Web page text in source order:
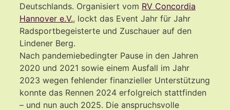
Deutschlands. Organisiert vom RV Concordia
Hannover e.V., lockt das Event Jahr für Jahr
Radsportbegeisterte und Zuschauer auf den
Lindener Berg.
Nach pandemiebedingter Pause in den Jahren
2020 und 2021 sowie einem Ausfall im Jahr
2023 wegen fehlender finanzieller Unterstützung
konnte das Rennen 2024 erfolgreich stattfinden
– und nun auch 2025. Die anspruchsvolle